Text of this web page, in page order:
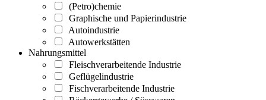
(Petro)chemie
Graphische und Papierindustrie
Autoindustrie
Autowerkstätten
Nahrungsmittel
Fleischverarbeitende Industrie
Geflügelindustrie
Fischverarbeitende Industrie